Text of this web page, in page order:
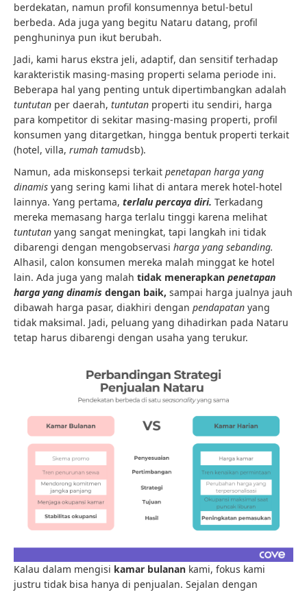
berdekatan, namun profil konsumennya betul-betul
berbeda. Ada juga yang begitu Nataru datang, profil
penghuninya pun ikut berubah.
Jadi, kami harus ekstra jeli, adaptif, dan sensitif terhadap
karakteristik masing-masing properti selama periode ini.
Beberapa hal yang penting untuk dipertimbangkan adalah
tuntutan per daerah, tuntutan properti itu sendiri, harga
para kompetitor di sekitar masing-masing properti, profil
konsumen yang ditargetkan, hingga bentuk properti terkait
(hotel, villa, rumah tamudsb).
Namun, ada miskonsepsi terkait penetapan harga yang
dinamis yang sering kami lihat di antara merek hotel-hotel
lainnya. Yang pertama, terlalu percaya diri. Terkadang
mereka memasang harga terlalu tinggi karena melihat
tuntutan yang sangat meningkat, tapi langkah ini tidak
dibarengi dengan mengobservasi harga yang sebanding.
Alhasil, calon konsumen mereka malah minggat ke hotel
lain. Ada juga yang malah tidak menerapkan penetapan
harga yang dinamis dengan baik, sampai harga jualnya jauh
dibawah harga pasar, diakhiri dengan pendapatan yang
tidak maksimal. Jadi, peluang yang dihadirkan pada Nataru
tetap harus dibarengi dengan usaha yang terukur.
Kalau dalam mengisi kamar bulanan kami, fokus kami
justru tidak bisa hanya di penjualan. Sejalan dengan